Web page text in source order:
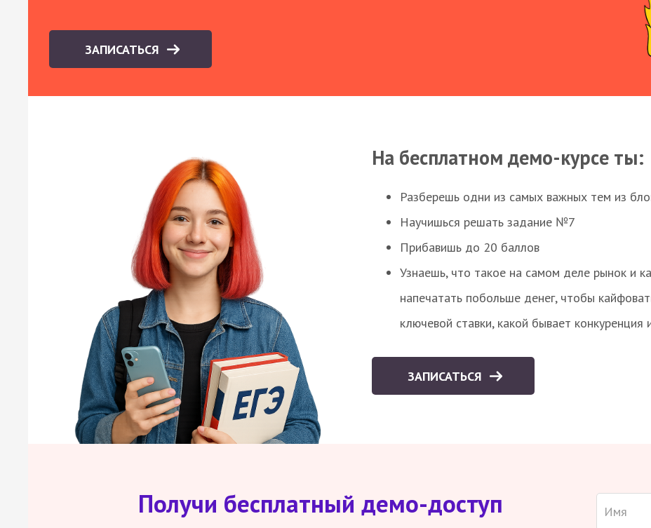
ЗАПИСАТЬСЯ
На бесплатном демо-курсе ты:
Разберешь одни из самых важных тем из
Научишься решать задание №7
Прибавишь до 20 баллов
Узнаешь, что такое на самом деле рынок и
напечатать побольше денег, чтобы
ключевой ставки, какой бывает
ЗАПИСАТЬСЯ
Получи бесплатный демо-доступ